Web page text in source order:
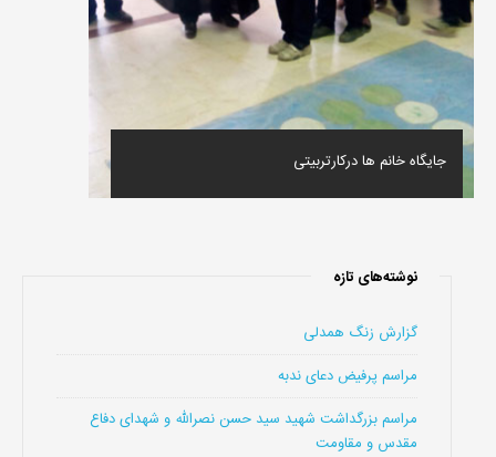
جایگاه خانم ها درکارتربیتی
نوشته‌های تازه
گزارش زنگ همدلی
مراسم پرفیض دعای ندبه
مراسم بزرگداشت شهید سید حسن نصرالله و شهدای دفاع
مقدس و مقاومت